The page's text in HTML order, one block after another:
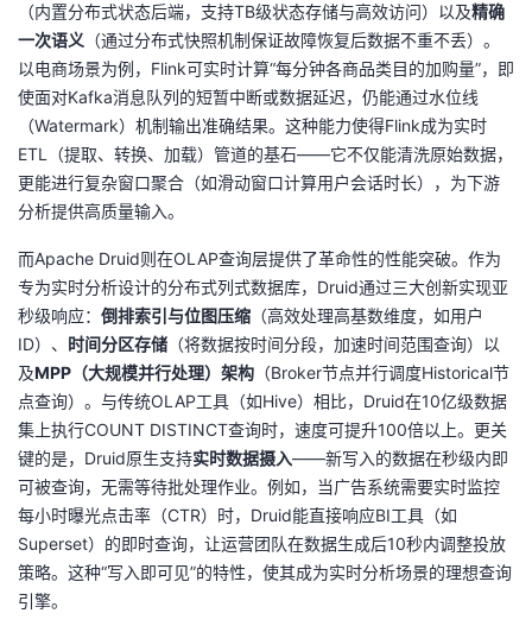
子
直
播
的
活
动
我
的
关
注
我
的
开
发
者
学
堂
我
的
课
我
的
我
我
的
Programs
我
的
支
持
我
的
技
术
我
的
云
（内置分布式状态后端，支持TB级状态存储与高效访问）以及精确
一次语义 （通过分布式快照机制保证故障恢复后数据不重不丢）。
以电商场景为例，Flink可实时计算“每分钟各商品类目的加购量”，即
使面对Kafka消息队列的短暂中断或数据延迟，仍能通过水位线
（Watermark）机制输出准确结果。这种能力使得Flink成为实时
ETL（提取、转换、加载）管道的基石——它不仅能清洗原始数据，
更能进行复杂窗口聚合（如滑动窗口计算用户会话时长），为下游
分析提供高质量输入。
而Apache Druid则在OLAP查询层提供了革命性的性能突破。作为
专为实时分析设计的分布式列式数据库，Druid通过三大创新实现亚
秒级响应： 倒排索引与位图压缩 （高效处理高基数维度，如用户
ID）、 时间分区存储 （将数据按时间分段，加速时间范围查询）以
及MPP（大规模并行处理）架构 （Broker节点并行调度Historical节
点查询）。与传统OLAP工具（如Hive）相比，Druid在10亿级数据
集上执行COUNT DISTINCT查询时，速度可提升100倍以上。更关
键的是，Druid原生支持实时数据摄入——新写入的数据在秒级内即
可被查询，无需等待批处理作业。例如，当广告系统需要实时监控
每小时曝光点击率（CTR）时，Druid能直接响应BI工具（如
Superset）的即时查询，让运营团队在数据生成后10秒内调整投放
策略。这种“写入即可见”的特性，使其成为实时分析场景的理想查询
引擎。